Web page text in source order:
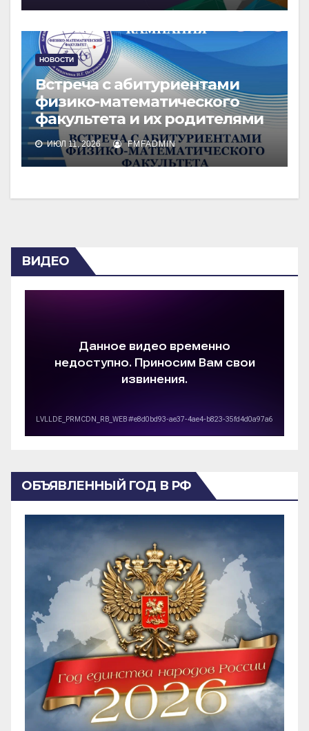
НОВОСТИ
Встреча с абитуриентами
физико-математического
факультета и их родителями
ИЮЛ 11, 2026 FMFADMIN
ВИДЕО
ОБЪЯВЛЕННЫЙ ГОД В РФ